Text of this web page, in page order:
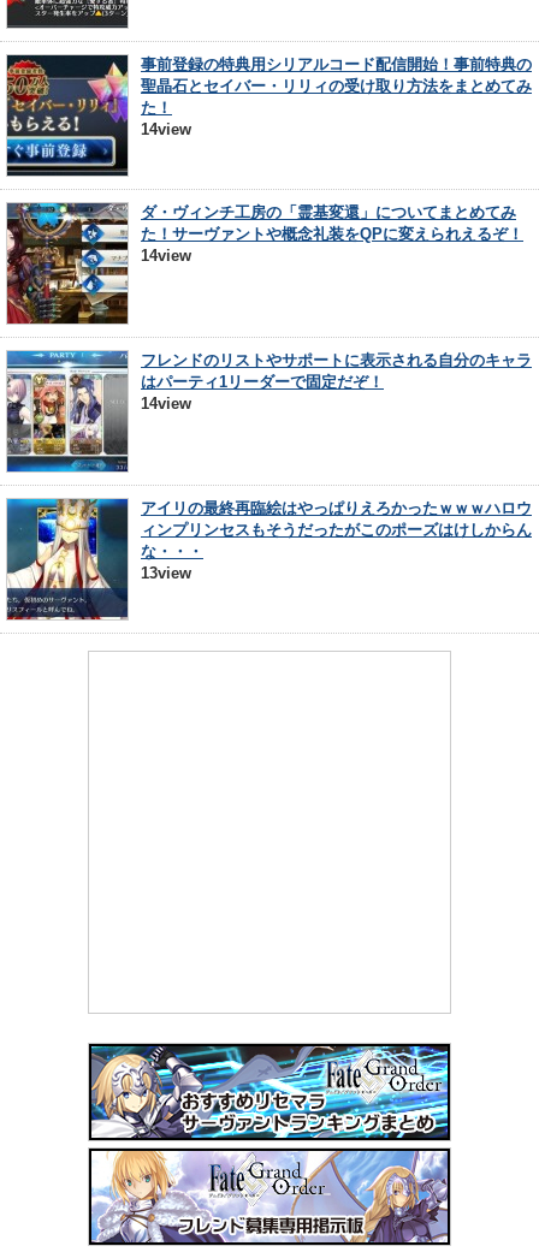
事前登録の特典用シリアルコード配信開始！事前特典の
聖晶石とセイバー・リリィの受け取り方法をまとめてみ
た！
14view
ダ・ヴィンチ工房の「霊基変還」についてまとめてみ
た！サーヴァントや概念礼装をQPに変えられえるぞ！
14view
フレンドのリストやサポートに表示される自分のキャラ
はパーティ1リーダーで固定だぞ！
14view
アイリの最終再臨絵はやっぱりえろかったｗｗｗハロウ
ィンプリンセスもそうだったがこのポーズはけしからん
な・・・
13view